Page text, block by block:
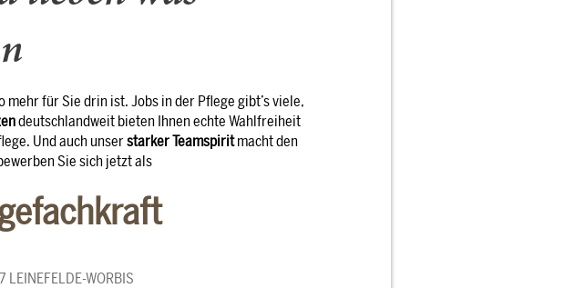
für Sie drin ist. Jobs in der Pflege gibt’s viele,
deutschlandweit bieten Ihnen echte Wahlfreiheit
Und auch unserstarker Teamspiritmacht den
Sie sich jetzt als
LEINEFELDE-WORBIS